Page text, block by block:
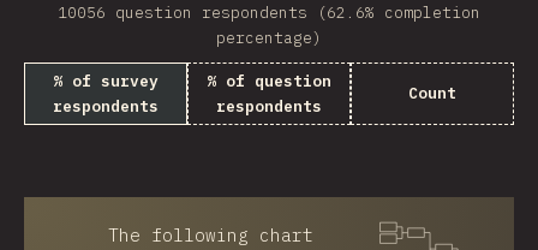
10056 question respondents (62.6% completion
percentage)
% of survey
respondents
% of question
respondents
Count
The following chart